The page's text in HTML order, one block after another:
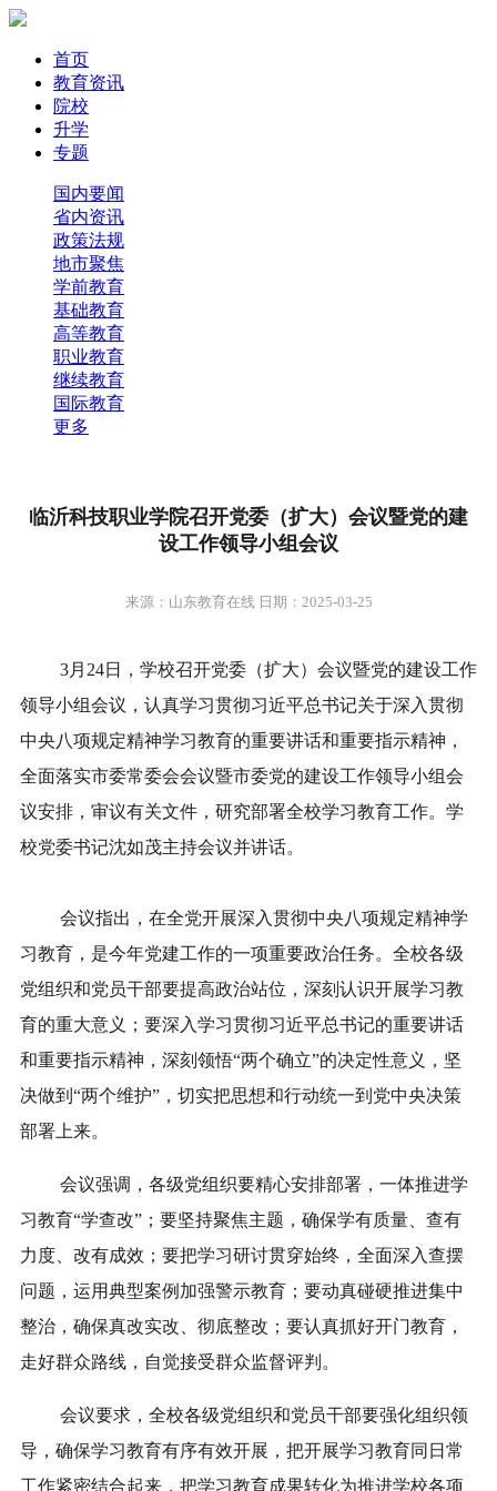
首页
教育资讯
院校
升学
专题
国内要闻
省内资讯
政策法规
地市聚焦
学前教育
基础教育
高等教育
职业教育
继续教育
国际教育
更多
临沂科技职业学院召开党委（扩大）会议暨党的建
设工作领导小组会议
来源：山东教育在线 日期：2025-03-25
3月24日，学校召开党委（扩大）会议暨党的建设工作
领导小组会议，认真学习贯彻习近平总书记关于深入贯彻
中央八项规定精神学习教育的重要讲话和重要指示精神，
全面落实市委常委会会议暨市委党的建设工作领导小组会
议安排，审议有关文件，研究部署全校学习教育工作。学
校党委书记沈如茂主持会议并讲话。
会议指出，在全党开展深入贯彻中央八项规定精神学
习教育，是今年党建工作的一项重要政治任务。全校各级
党组织和党员干部要提高政治站位，深刻认识开展学习教
育的重大意义；要深入学习贯彻习近平总书记的重要讲话
和重要指示精神，深刻领悟“两个确立”的决定性意义，坚
决做到“两个维护”，切实把思想和行动统一到党中央决策
部署上来。
会议强调，各级党组织要精心安排部署，一体推进学
习教育“学查改”；要坚持聚焦主题，确保学有质量、查有
力度、改有成效；要把学习研讨贯穿始终，全面深入查摆
问题，运用典型案例加强警示教育；要动真碰硬推进集中
整治，确保真改实改、彻底整改；要认真抓好开门教育，
走好群众路线，自觉接受群众监督评判。
会议要求，全校各级党组织和党员干部要强化组织领
导，确保学习教育有序有效开展，把开展学习教育同日常
工作紧密结合起来，把学习教育成果转化为推进学校各项